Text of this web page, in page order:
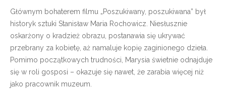
Głównym bohaterem filmu „Poszukiwany, poszukiwana” był
historyk sztuki Stanisław Maria Rochowicz. Niesłusznie
oskarżony o kradzież obrazu, postanawia się ukrywać
przebrany za kobietę, aż namaluje kopię zaginionego dzieła.
Pomimo początkowych trudności, Marysia świetnie odnajduje
się w roli gosposi – okazuje się nawet, że zarabia więcej niż
jako pracownik muzeum.